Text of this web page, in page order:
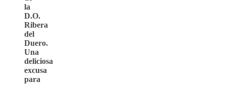
la
D.O.
Ribera
del
Duero.
Una
deliciosa
excusa
para